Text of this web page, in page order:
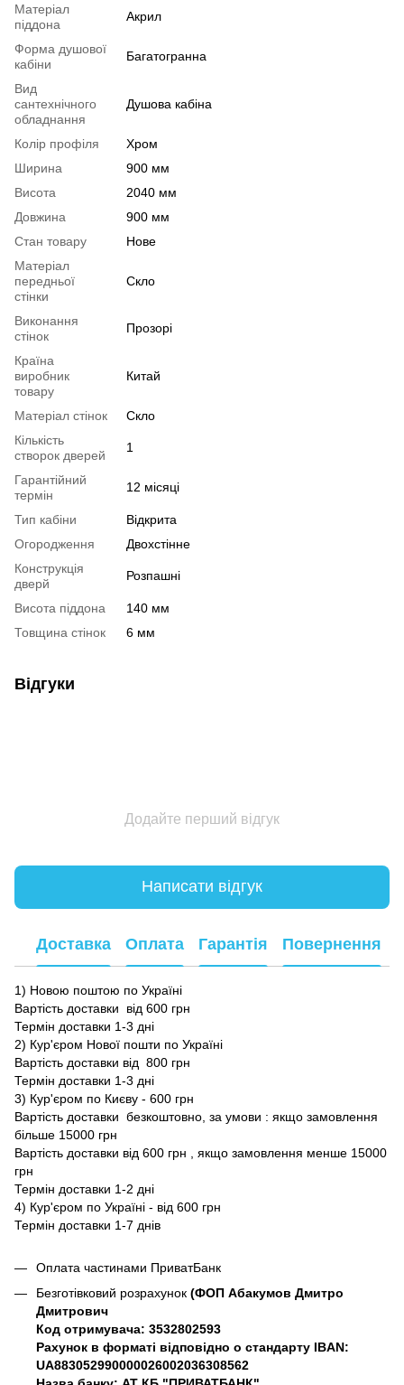
Матеріал
піддона
Акрил
Форма душової
кабіни
Багатогранна
Вид
сантехнічного
обладнання
Душова кабіна
Колір профіля
Хром
Ширина
900 мм
Висота
2040 мм
Довжина
900 мм
Стан товару
Нове
Матеріал
передньої
стінки
Скло
Виконання
стінок
Прозорі
Країна
виробник
товару
Китай
Матеріал стінок
Скло
Кількість
створок дверей
1
Гарантійний
термін
12 місяці
Тип кабіни
Відкрита
Огородження
Двохстінне
Конструкція
дверй
Розпашні
Висота піддона
140 мм
Товщина стінок
6 мм
Відгуки
Додайте перший відгук
Написати відгук
Доставка Оплата Гарантія Повернення
1) Новою поштою по Україні
Вартість доставки від 600 грн
Термін доставки 1-3 дні
2) Кур'єром Нової пошти по Україні
Вартість доставки від 800 грн
Термін доставки 1-3 дні
3) Кур'єром по Києву - 600 грн
Вартість доставки безкоштовно, за умови : якщо замовлення
більше 15000 грн
Вартість доставки від 600 грн , якщо замовлення менше 15000
грн
Термін доставки 1-2 дні
4) Кур'єром по Україні - від 600 грн
Термін доставки 1-7 днів
Оплата частинами ПриватБанк
Безготівковий розрахунок (ФОП Абакумов Дмитро
Дмитрович
Код отримувача: 3532802593
Рахунок в форматі відповідно о стандарту IBAN:
UA883052990000026002036308562